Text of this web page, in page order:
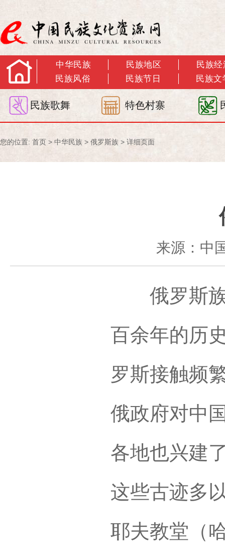
中华民族 民族地区
民族经
民族风俗
民族节日 民族文
民族歌舞 特色村寨
您的位置: 首页 > 中华民族 > 俄罗斯族 > 详细页面
来源：中
俄罗斯族
百余年的历
罗斯接触频
俄政府对中
各地也兴建
这些古迹多
耶夫教堂（